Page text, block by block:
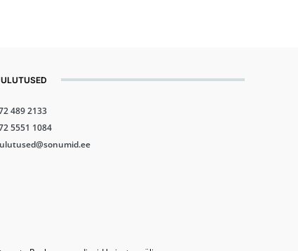
489 2133
5551 1084